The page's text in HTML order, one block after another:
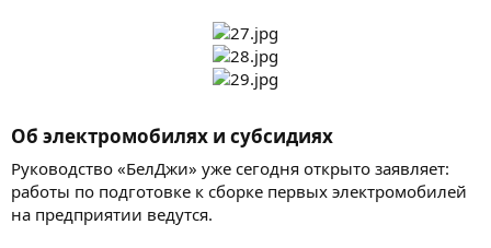
Об электромобилях и субсидиях
Руководство «БелДжи» уже сегодня открыто заявляет:
работы по подготовке к сборке первых электромобилей
на предприятии ведутся.